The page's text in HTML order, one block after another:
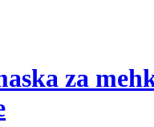
za